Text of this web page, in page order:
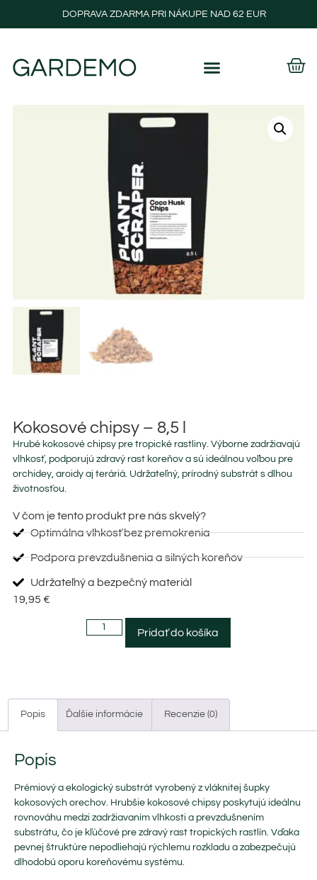
DOPRAVA ZDARMA PRI NÁKUPE NAD 62 EUR
Kokosové chipsy – 8,5 l
Hrubé kokosové chipsy pre tropické rastliny. Výborne zadržiavajú
vlhkosť, podporujú zdravý rast koreňov a sú ideálnou voľbou pre
orchidey, aroidy aj teráriá. Udržateľný, prírodný substrát s dlhou
životnosťou.
V čom je tento produkt pre nás skvelý?
Optimálna vlhkosť bez premokrenia
Podpora prevzdušnenia a silných koreňov
Udržateľný a bezpečný materiál
19,95 €
Pridať do košíka
Popis Ďalšie informácie Recenzie (0)
Popis
Prémiový a ekologický substrát vyrobený z vláknitej šupky
kokosových orechov. Hrubšie kokosové chipsy poskytujú ideálnu
rovnováhu medzi zadržiavaním vlhkosti a prevzdušnením
substrátu, čo je kľúčové pre zdravý rast tropických rastlín. Vďaka
pevnej štruktúre nepodliehajú rýchlemu rozkladu a zabezpečujú
dlhodobú oporu koreňovému systému.